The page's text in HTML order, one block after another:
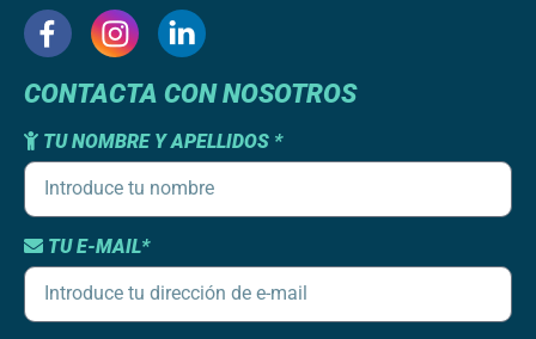
CONTACTA CON NOSOTROS
TU NOMBRE Y APELLIDOS *
TU E-MAIL*